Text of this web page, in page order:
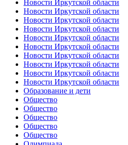
Новости Иркутской области
Новости Иркутской области
Новости Иркутской области
Новости Иркутской области
Новости Иркутской области
Новости Иркутской области
Новости Иркутской области
Новости Иркутской области
Новости Иркутской области
Новости Иркутской области
Образование и дети
Общество
Общество
Общество
Общество
Общество